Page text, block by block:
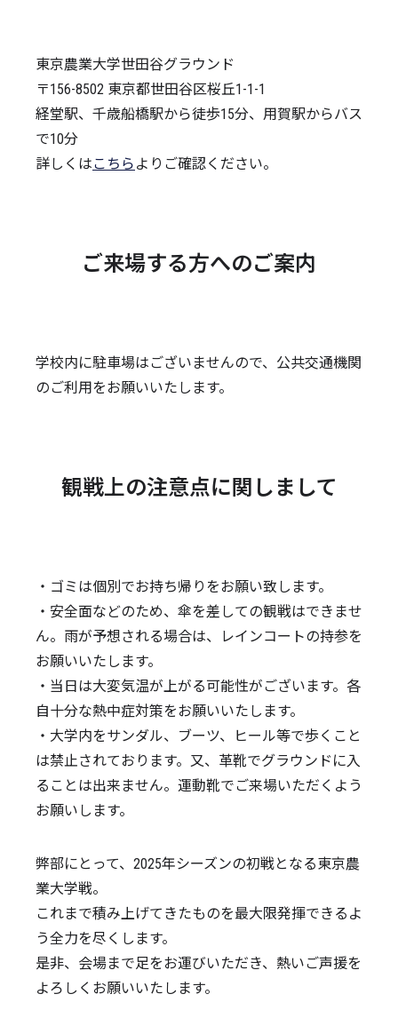
東京農業大学世田谷グラウンド
〒156-8502 東京都世田谷区桜丘1-1-1
経堂駅、千歳船橋駅から徒歩15分、用賀駅からバス
で10分
詳しくはこちら よりご確認ください。
ご来場する方へのご案内
学校内に駐車場はございませんので、公共交通機関
のご利用をお願いいたします。
観戦上の注意点に関しまして
・ゴミは個別でお持ち帰りをお願い致します。
・安全面などのため、傘を差しての観戦はできませ
ん。雨が予想される場合は、レインコートの持参を
お願いいたします。
・当日は大変気温が上がる可能性がございます。各
自十分な熱中症対策をお願いいたします。
・大学内をサンダル、ブーツ、ヒール等で歩くこと
は禁止されております。又、革靴でグラウンドに入
ることは出来ません。運動靴でご来場いただくよう
お願いします。
弊部にとって、2025年シーズンの初戦となる東京農
業大学戦。
これまで積み上げてきたものを最大限発揮できるよ
う全力を尽くします。
是非、会場まで足をお運びいただき、熱いご声援を
よろしくお願いいたします。